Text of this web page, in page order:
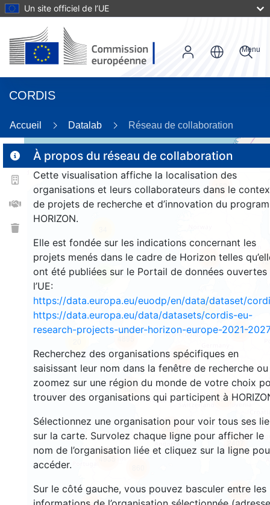
Un site officiel de l’UE
CORDIS
Menu
Accueil Datalab Réseau de collaboration
À propos du réseau de collaboration
Cette visualisation affiche la localisation des
organisations et leurs collaborateurs dans le
de projets de recherche et d’innovation du
HORIZON.
Elle est fondée sur les indications concernant les
projets menés dans le cadre de Horizon telles
ont été publiées sur le Portail de données ouvertes
l’UE:
https://data.europa.eu/euodp/en/data/dataset/
https://data.europa.eu/data/datasets/cordis-eu-
research-projects-under-horizon-europe-2021-2027
Recherchez des organisations spécifiques en
saisissant leur nom dans la fenêtre de recherche ou
zoomez sur une région du monde de votre choix
trouver des organisations qui participent à
Sélectionnez une organisation pour voir tous ses
sur la carte. Survolez chaque ligne pour afficher le
nom de l’organisation liée et cliquez sur la ligne
accéder.
Sur le côté gauche, vous pouvez basculer entre les
338
5
88
152
1333
3569
524
11668
3894
2407
8977